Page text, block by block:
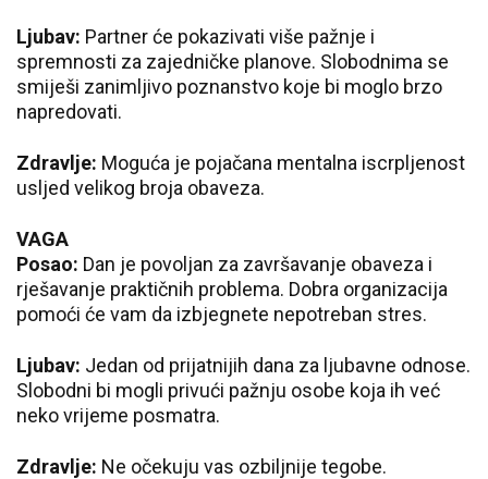
Ljubav: Partner će pokazivati više pažnje i
spremnosti za zajedničke planove. Slobodnima se
smiješi zanimljivo poznanstvo koje bi moglo brzo
napredovati.
Zdravlje: Moguća je pojačana mentalna iscrpljenost
usljed velikog broja obaveza.
VAGA
Posao: Dan je povoljan za završavanje obaveza i
rješavanje praktičnih problema. Dobra organizacija
pomoći će vam da izbjegnete nepotreban stres.
Ljubav: Jedan od prijatnijih dana za ljubavne odnose.
Slobodni bi mogli privući pažnju osobe koja ih već
neko vrijeme posmatra.
Zdravlje: Ne očekuju vas ozbiljnije tegobe.